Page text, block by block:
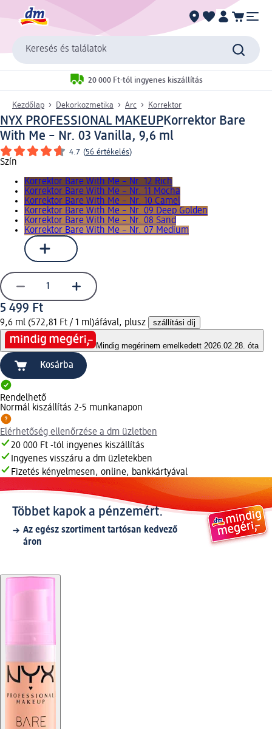
Keresés és találatok
20 000 Ft-tól ingyenes kiszállítás
Kezdőlap Dekorkozmetika Arc Korrektor
NYX PROFESSIONAL MAKEUPKorrektor Bare
With Me – Nr. 03 Vanilla, 9,6 ml
4.7 (56 értékelés)
Szín
Korrektor Bare With Me – Nr. 12 Rich
Korrektor Bare With Me – Nr. 11 Mocha
Korrektor Bare With Me – Nr. 10 Camel
Korrektor Bare With Me – Nr. 09 Deep Golden
Korrektor Bare With Me – Nr. 08 Sand
Korrektor Bare With Me – Nr. 07 Medium
5 499 Ft
9,6 ml (572,81 Ft / 1 ml)áfával, plusz szállítási díj
Mindig megérinem emelkedett 2026.02.28. óta
Kosárba
Rendelhető
Normál kiszállítás 2-5 munkanapon
Elérhetőség ellenőrzése a dm üzletben
20 000 Ft -tól ingyenes kiszállítás
Ingyenes visszáru a dm üzletekben
Fizetés kényelmesen, online, bankkártyával
Többet kapok a pénzemért.
Az egész szortiment tartósan kedvező
áron